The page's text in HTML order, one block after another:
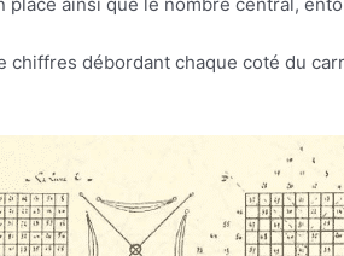
ainsi que le nombre central,
débordant chaque coté du